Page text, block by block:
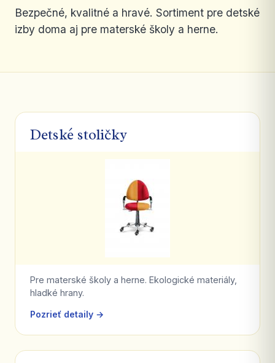
Bezpečné, kvalitné a hravé. Sortiment pre detské
izby doma aj pre materské školy a herne.
Detské stoličky
Pre materské školy a herne. Ekologické materiály,
hladké hrany.
Pozrieť detaily →